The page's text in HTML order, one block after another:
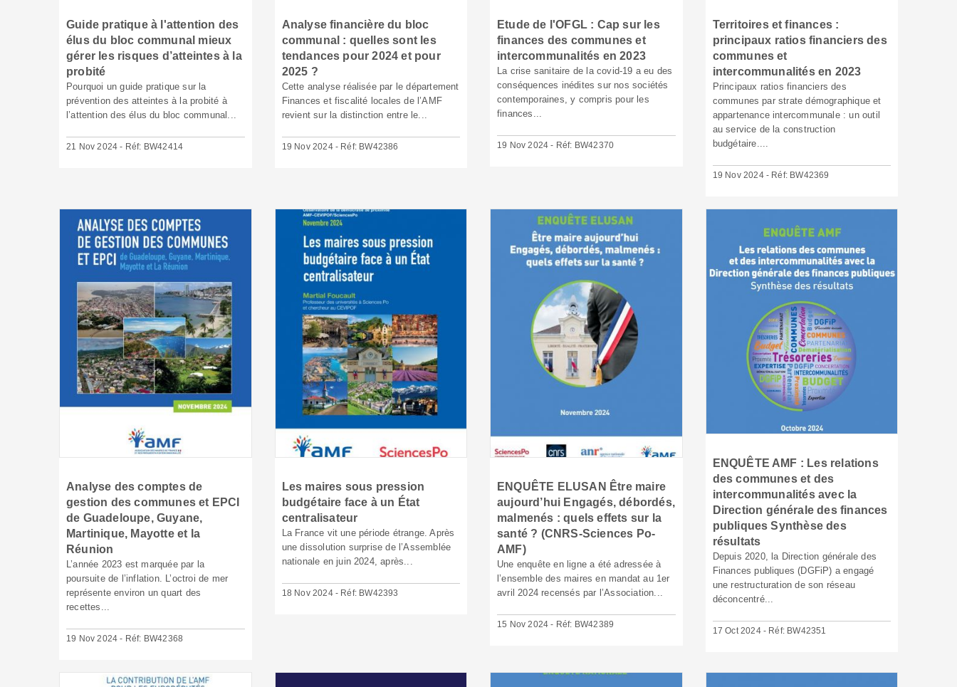
Guide pratique à l'attention des
élus du bloc communal mieux
gérer les risques d’atteintes à la
probité
Pourquoi un guide pratique sur la
prévention des atteintes à la probité à
l’attention des élus du bloc communal...
21 Nov 2024 - Réf: BW42414
Analyse financière du bloc
communal : quelles sont les
tendances pour 2024 et pour
2025 ?
Cette analyse réalisée par le département
Finances et fiscalité locales de l’AMF
revient sur la distinction entre le...
19 Nov 2024 - Réf: BW42386
Etude de l'OFGL : Cap sur les
finances des communes et
intercommunalités en 2023
La crise sanitaire de la covid-19 a eu des
conséquences inédites sur nos sociétés
contemporaines, y compris pour les
finances...
19 Nov 2024 - Réf: BW42370
Territoires et finances :
principaux ratios financiers des
communes et
intercommunalités en 2023
Principaux ratios financiers des
communes par strate démographique et
appartenance intercommunale : un outil
au service de la construction
budgétaire....
19 Nov 2024 - Réf: BW42369
Analyse des comptes de
gestion des communes et EPCI
de Guadeloupe, Guyane,
Martinique, Mayotte et la
Réunion
L’année 2023 est marquée par la
poursuite de l’inflation. L’octroi de mer
représente environ un quart des
recettes...
19 Nov 2024 - Réf: BW42368
Les maires sous pression
budgétaire face à un État
centralisateur
La France vit une période étrange. Après
une dissolution surprise de l’Assemblée
nationale en juin 2024, après...
18 Nov 2024 - Réf: BW42393
ENQUÊTE ELUSAN Être maire
aujourd’hui Engagés, débordés,
malmenés : quels effets sur la
santé ? (CNRS-Sciences Po-
AMF)
Une enquête en ligne a été adressée à
l’ensemble des maires en mandat au 1er
avril 2024 recensés par l’Association...
15 Nov 2024 - Réf: BW42389
ENQUÊTE AMF : Les relations
des communes et des
intercommunalités avec la
Direction générale des finances
publiques Synthèse des
résultats
Depuis 2020, la Direction générale des
Finances publiques (DGFiP) a engagé
une restructuration de son réseau
déconcentré...
17 Oct 2024 - Réf: BW42351